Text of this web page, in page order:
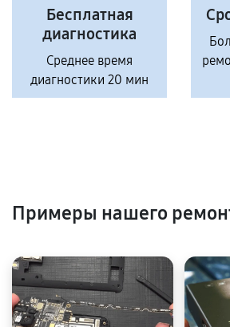
Бесплатная
диагностика
Среднее время
диагностики 20 мин
Примеры нашего